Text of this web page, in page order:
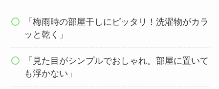
「梅雨時の部屋干しにピッタリ！洗濯物がカラ
ッと乾く」
「見た目がシンプルでおしゃれ。部屋に置いて
も浮かない」